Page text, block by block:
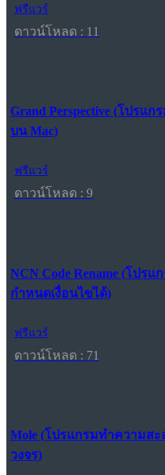
ฟรีแวร์
ดาวน์โหลด : 11
Grand Perspective (โปรแ
บน Mac)
ฟรีแวร์
ดาวน์โหลด : 9
NCN Code Rename (โปร
กำหนดเงื่อนไขได้)
ฟรีแวร์
ดาวน์โหลด : 71
Mole (โปรแกรมทำความสะ
วงจร)